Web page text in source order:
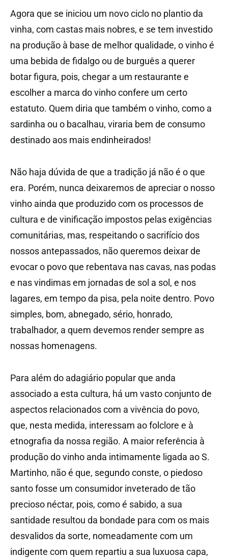
Agora que se iniciou um novo ciclo no plantio da
vinha, com castas mais nobres, e se tem investido
na produção à base de melhor qualidade, o vinho é
uma bebida de fidalgo ou de burguês a querer
botar figura, pois, chegar a um restaurante e
escolher a marca do vinho confere um certo
estatuto. Quem diria que também o vinho, como a
sardinha ou o bacalhau, viraria bem de consumo
destinado aos mais endinheirados!
Não haja dúvida de que a tradição já não é o que
era. Porém, nunca deixaremos de apreciar o nosso
vinho ainda que produzido com os processos de
cultura e de vinificação impostos pelas exigências
comunitárias, mas, respeitando o sacrifício dos
nossos antepassados, não queremos deixar de
evocar o povo que rebentava nas cavas, nas podas
e nas vindimas em jornadas de sol a sol, e nos
lagares, em tempo da pisa, pela noite dentro. Povo
simples, bom, abnegado, sério, honrado,
trabalhador, a quem devemos render sempre as
nossas homenagens.
Para além do adagiário popular que anda
associado a esta cultura, há um vasto conjunto de
aspectos relacionados com a vivência do povo,
que, nesta medida, interessam ao folclore e à
etnografia da nossa região. A maior referência à
produção do vinho anda intimamente ligada ao S.
Martinho, não é que, segundo conste, o piedoso
santo fosse um consumidor inveterado de tão
precioso néctar, pois, como é sabido, a sua
santidade resultou da bondade para com os mais
desvalidos da sorte, nomeadamente com um
indigente com quem repartiu a sua luxuosa capa,